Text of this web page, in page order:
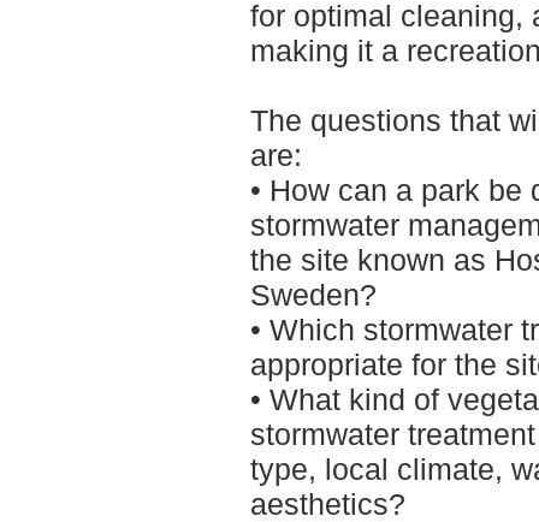
for optimal cleaning,
making it a
The questions that
are:
• How can a park
stormwater
the site known as
Sweden?
• Which stormwater
appropriate for the
• What kind of
stormwater
type, local climate,
aesthetics?